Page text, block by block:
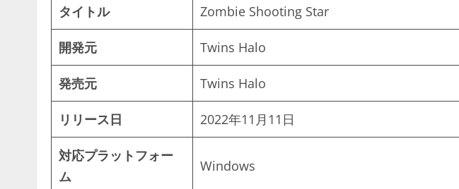
タイトル Zombie Shooting Star
開発元 Twins Halo
発売元 Twins Halo
リリース日 2022年11月11日
対応プラットフォー
ム
Windows